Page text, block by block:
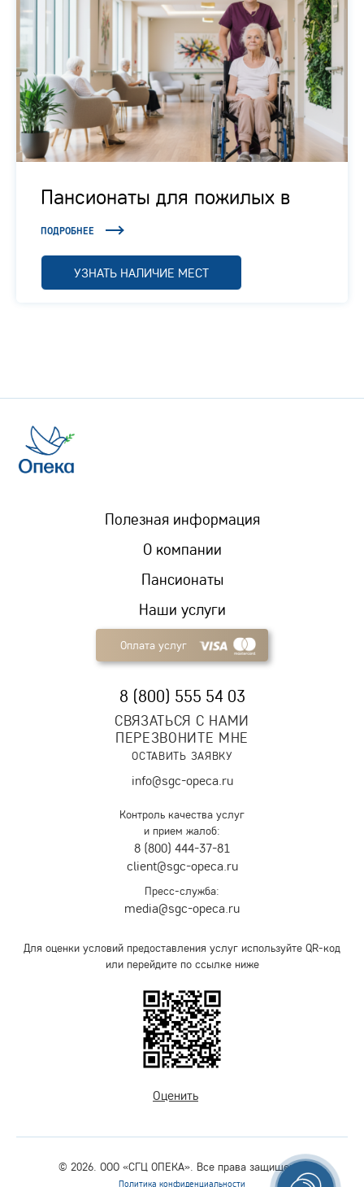
Пансионаты для пожилых в
Подмосковье
ПОДРОБНЕЕ
УЗНАТЬ НАЛИЧИЕ МЕСТ
Пансионаты
Наши услуги
Полезная информация
О компании
Оплата услуг
8 (800) 555 54 03
СВЯЗАТЬСЯ С НАМИ
ПЕРЕЗВОНИТЕ МНЕ
ОСТАВИТЬ ЗАЯВКУ
info@sgc-opeca.ru
Контроль качества услуг
и прием жалоб:
8 (800) 444-37-81
client@sgc-opeca.ru
Пресс-служба:
media@sgc-opeca.ru
Для оценки условий предоставления услуг используйте QR-код
или перейдите по ссылке ниже
Оценить
© 2026. ООО «СГЦ ОПЕКА». Все права защищены.
Политика конфиденциальности